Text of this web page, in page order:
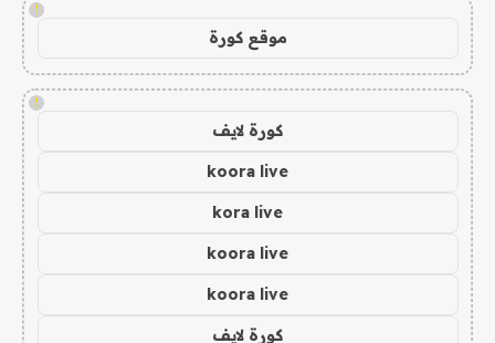
!
موقع كورة
!
كورة لايف
koora live
kora live
koora live
koora live
كورة لايف